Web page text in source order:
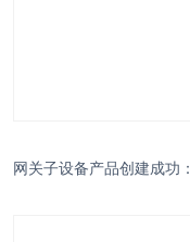
网关子设备产品创建成功：